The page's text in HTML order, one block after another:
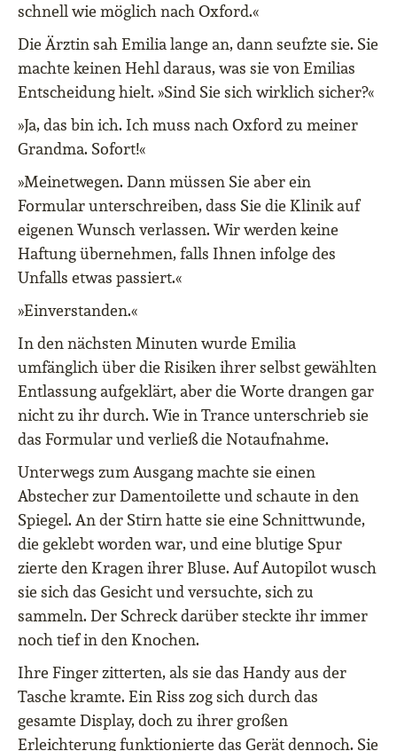
schnell wie möglich nach Oxford.«
Die Ärztin sah Emilia lange an, dann seufzte sie. Sie
machte keinen Hehl daraus, was sie von Emilias
Entscheidung hielt. »Sind Sie sich wirklich sicher?«
»Ja, das bin ich. Ich muss nach Oxford zu meiner
Grandma. Sofort!«
»Meinetwegen. Dann müssen Sie aber ein
Formular unterschreiben, dass Sie die Klinik auf
eigenen Wunsch verlassen. Wir werden keine
Haftung übernehmen, falls Ihnen infolge des
Unfalls etwas passiert.«
»Einverstanden.«
In den nächsten Minuten wurde Emilia
umfänglich über die Risiken ihrer selbst gewählten
Entlassung aufgeklärt, aber die Worte drangen gar
nicht zu ihr durch. Wie in Trance unterschrieb sie
das Formular und verließ die Notaufnahme.
Unterwegs zum Ausgang machte sie einen
Abstecher zur Damentoilette und schaute in den
Spiegel. An der Stirn hatte sie eine Schnittwunde,
die geklebt worden war, und eine blutige Spur
zierte den Kragen ihrer Bluse. Auf Autopilot wusch
sie sich das Gesicht und versuchte, sich zu
sammeln. Der Schreck darüber steckte ihr immer
noch tief in den Knochen.
Ihre Finger zitterten, als sie das Handy aus der
Tasche kramte. Ein Riss zog sich durch das
gesamte Display, doch zu ihrer großen
Erleichterung funktionierte das Gerät dennoch. Sie